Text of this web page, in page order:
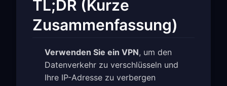
TL;DR (Kurze
Zusammenfassung)
Verwenden Sie ein VPN, um den
Datenverkehr zu verschlüsseln und
Ihre IP-Adresse zu verbergen